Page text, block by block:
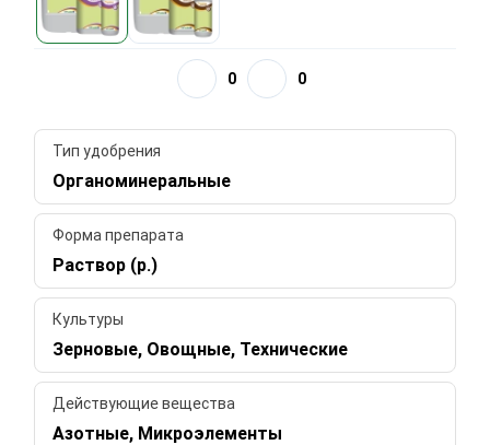
0 0
Тип удобрения
Органоминеральные
Форма препарата
Раствор (р.)
Культуры
Зерновые, Овощные, Технические
Действующие вещества
Азотные, Микроэлементы